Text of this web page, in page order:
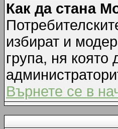
Как да стана
избират и
група, ня
Върнете се в